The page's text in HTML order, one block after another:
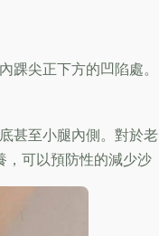
尖正下方的凹陷處。
甚至小腿內側。對於老
，可以預防性的減少沙